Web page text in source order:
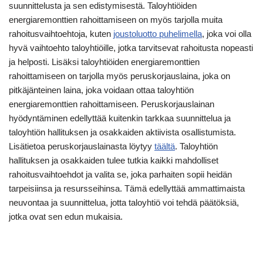
suunnittelusta ja sen edistymisestä. Taloyhtiöiden
energiaremonttien rahoittamiseen on myös tarjolla muita
rahoitusvaihtoehtoja, kuten joustoluotto puhelimella, joka voi olla
hyvä vaihtoehto taloyhtiöille, jotka tarvitsevat rahoitusta nopeasti
ja helposti. Lisäksi taloyhtiöiden energiaremonttien
rahoittamiseen on tarjolla myös peruskorjauslaina, joka on
pitkäjänteinen laina, joka voidaan ottaa taloyhtiön
energiaremonttien rahoittamiseen. Peruskorjauslainan
hyödyntäminen edellyttää kuitenkin tarkkaa suunnittelua ja
taloyhtiön hallituksen ja osakkaiden aktiivista osallistumista.
Lisätietoa peruskorjauslainasta löytyy täältä. Taloyhtiön
hallituksen ja osakkaiden tulee tutkia kaikki mahdolliset
rahoitusvaihtoehdot ja valita se, joka parhaiten sopii heidän
tarpeisiinsa ja resursseihinsa. Tämä edellyttää ammattimaista
neuvontaa ja suunnittelua, jotta taloyhtiö voi tehdä päätöksiä,
jotka ovat sen edun mukaisia.